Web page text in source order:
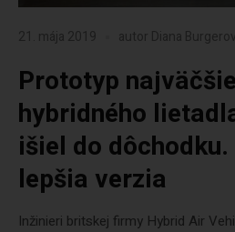
21. mája 2019 autor Diana
Prototyp
hybridného
išiel do
lepšia verzia
Inžinieri britskej firmy Hybrid Air